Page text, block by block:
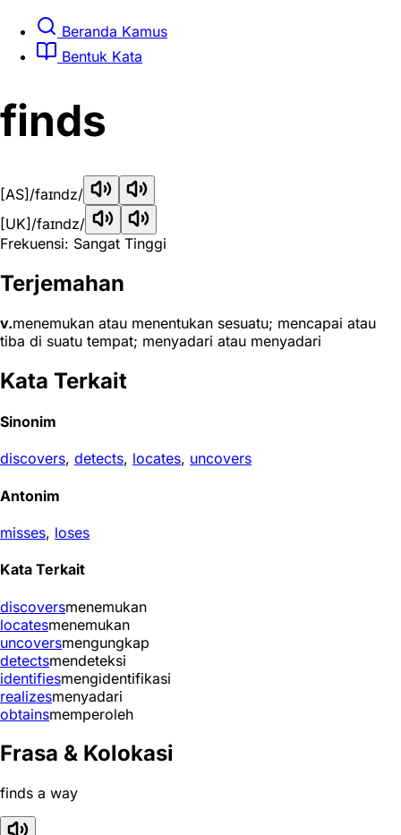
Beranda Kamus
Bentuk Kata
finds
[AS] /faɪndz/
[UK] /faɪndz/
Frekuensi: Sangat Tinggi
Terjemahan
v.menemukan atau menentukan sesuatu; mencapai atau
tiba di suatu tempat; menyadari atau menyadari
Kata Terkait
Sinonim
discovers, detects, locates, uncovers
Antonim
misses, loses
Kata Terkait
discoversmenemukan
locatesmenemukan
uncoversmengungkap
detectsmendeteksi
identifiesmengidentifikasi
realizesmenyadari
obtainsmemperoleh
Frasa & Kolokasi
finds a way